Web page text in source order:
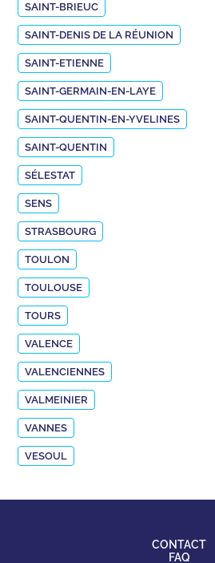
SAINT-BRIEUC
SAINT-DENIS DE LA RÉUNION
SAINT-ETIENNE
SAINT-GERMAIN-EN-LAYE
SAINT-QUENTIN-EN-YVELINES
SAINT-QUENTIN
SÉLESTAT
SENS
STRASBOURG
TOULON
TOULOUSE
TOURS
VALENCE
VALENCIENNES
VALMEINIER
VANNES
VESOUL
CONTACT
FAQ